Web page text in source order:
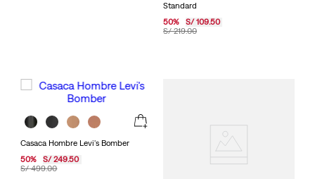
Standard
S/ 219.00
50% S/ 109.50
Casaca Hombre Levi's Bomber
S/ 499.00
50% S/ 249.50